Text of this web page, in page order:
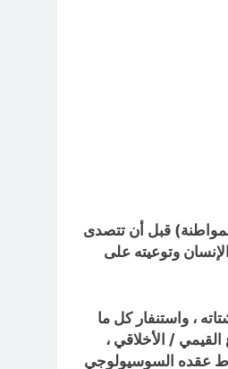
قبل أن تتصدى
وتوعيته على
، واستنفار كل ما
/ الأخلاقي ،
عقده السوسيولوجي